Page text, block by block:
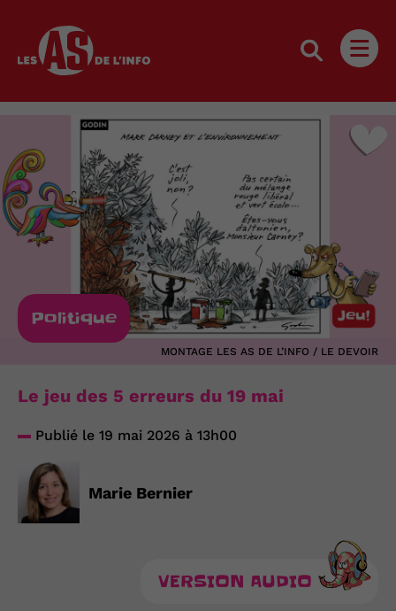
Les as de l'info
Politique
MONTAGE LES AS DE L’INFO / LE DEVOIR
Le jeu des 5 erreurs du 19 mai
Publié le 19 mai 2026 à 13h00
Marie Bernier
VERSION AUDIO